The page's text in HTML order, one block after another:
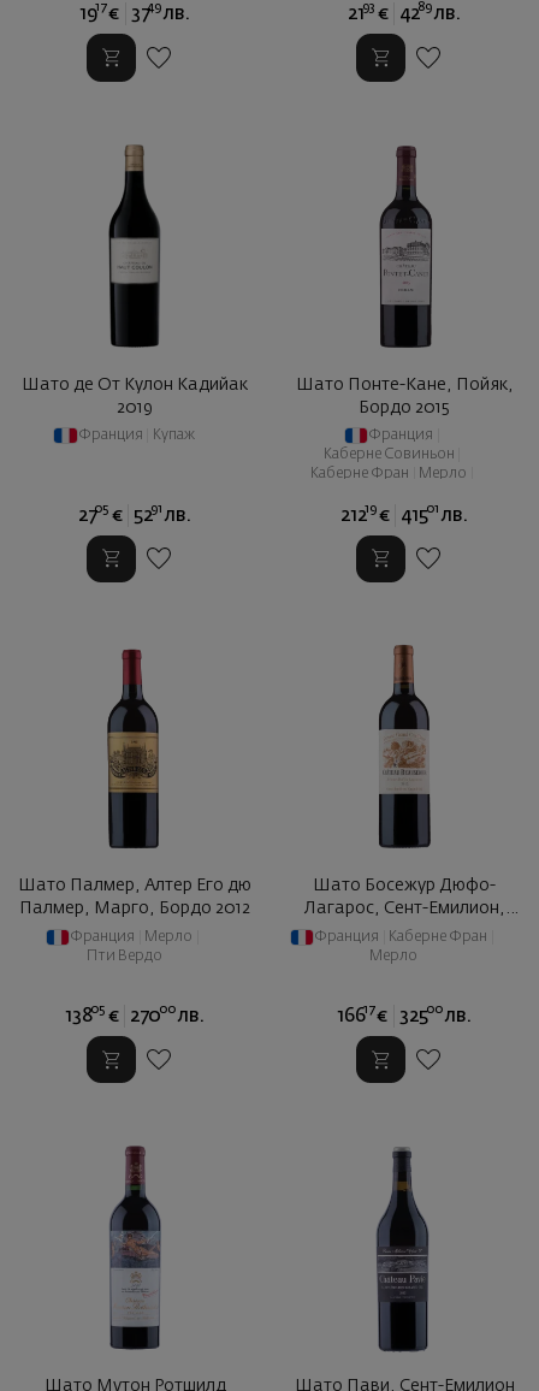
1917 € 3749 лв. 2193 € 4289 лв.
Шато де От Кулон Кадийак
2019
Франция Купаж
2705 € 5291 лв.
Шато Понте-Кане, Пойяк,
Бордо 2015
Франция
Каберне Совиньон
Каберне Фран
Мерло
21219 € 41501 лв.
Шато Палмер, Алтер Его дю
Палмер, Марго, Бордо 2012
Франция Мерло
Пти Вердо
13805 € 27000 лв.
Шато Босежур Дюфо-
Лагарос, Сент-Емилион,
Бордо 2012
Франция Каберне Фран
Мерло
16617 € 32500 лв.
Шато Мутон Ротшилд Шато Пави, Сент-Емилион